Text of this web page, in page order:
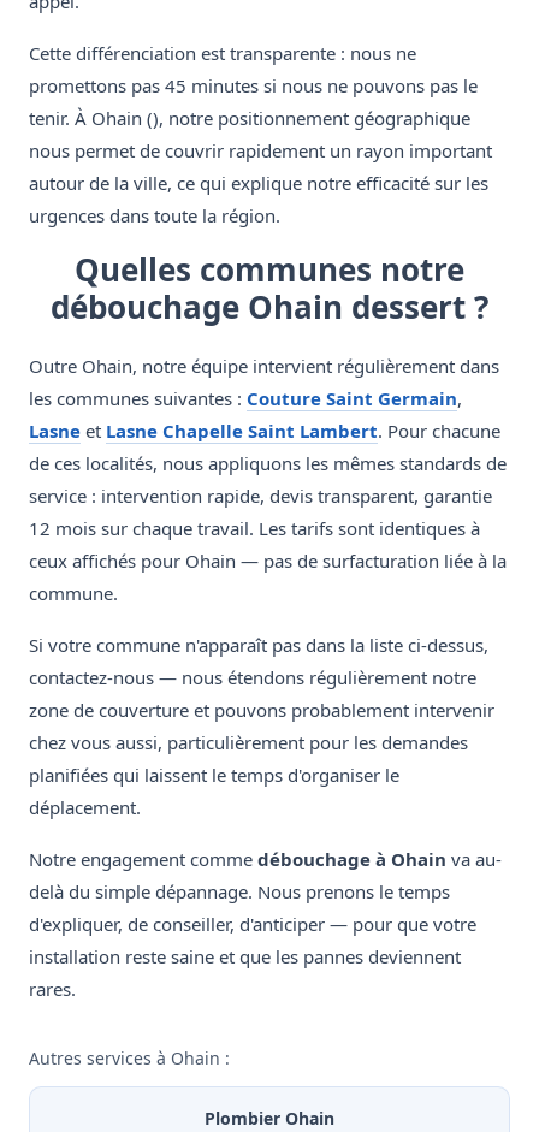
Cette différenciation est transparente : nous ne
promettons pas 45 minutes si nous ne pouvons pas le
tenir. À Ohain (), notre positionnement géographique
nous permet de couvrir rapidement un rayon important
autour de la ville, ce qui explique notre efficacité sur les
urgences dans toute la région.
Quelles communes notre
débouchage Ohain dessert ?
Outre Ohain, notre équipe intervient régulièrement dans
les communes suivantes : Couture Saint Germain,
Lasne et Lasne Chapelle Saint Lambert. Pour chacune
de ces localités, nous appliquons les mêmes standards de
service : intervention rapide, devis transparent, garantie
12 mois sur chaque travail. Les tarifs sont identiques à
ceux affichés pour Ohain — pas de surfacturation liée à la
commune.
Si votre commune n'apparaît pas dans la liste ci-dessus,
contactez-nous — nous étendons régulièrement notre
zone de couverture et pouvons probablement intervenir
chez vous aussi, particulièrement pour les demandes
planifiées qui laissent le temps d'organiser le
déplacement.
Notre engagement comme débouchage à Ohain va au-
delà du simple dépannage. Nous prenons le temps
d'expliquer, de conseiller, d'anticiper — pour que votre
installation reste saine et que les pannes deviennent
rares.
Autres services à Ohain :
Plombier Ohain